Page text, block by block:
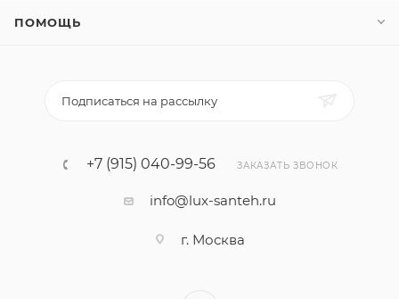
ПОМОЩЬ
Подписаться на рассылку
+7 (915) 040-99-56 ЗАКАЗАТЬ ЗВОНОК
info@lux-santeh.ru
г. Москва